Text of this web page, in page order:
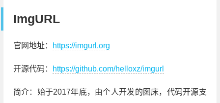
ImgURL
官网地址： https://imgurl.org
开源代码： https://github.com/helloxz/imgurl
简介：始于2017年底，由个人开发的图床，代码开源支